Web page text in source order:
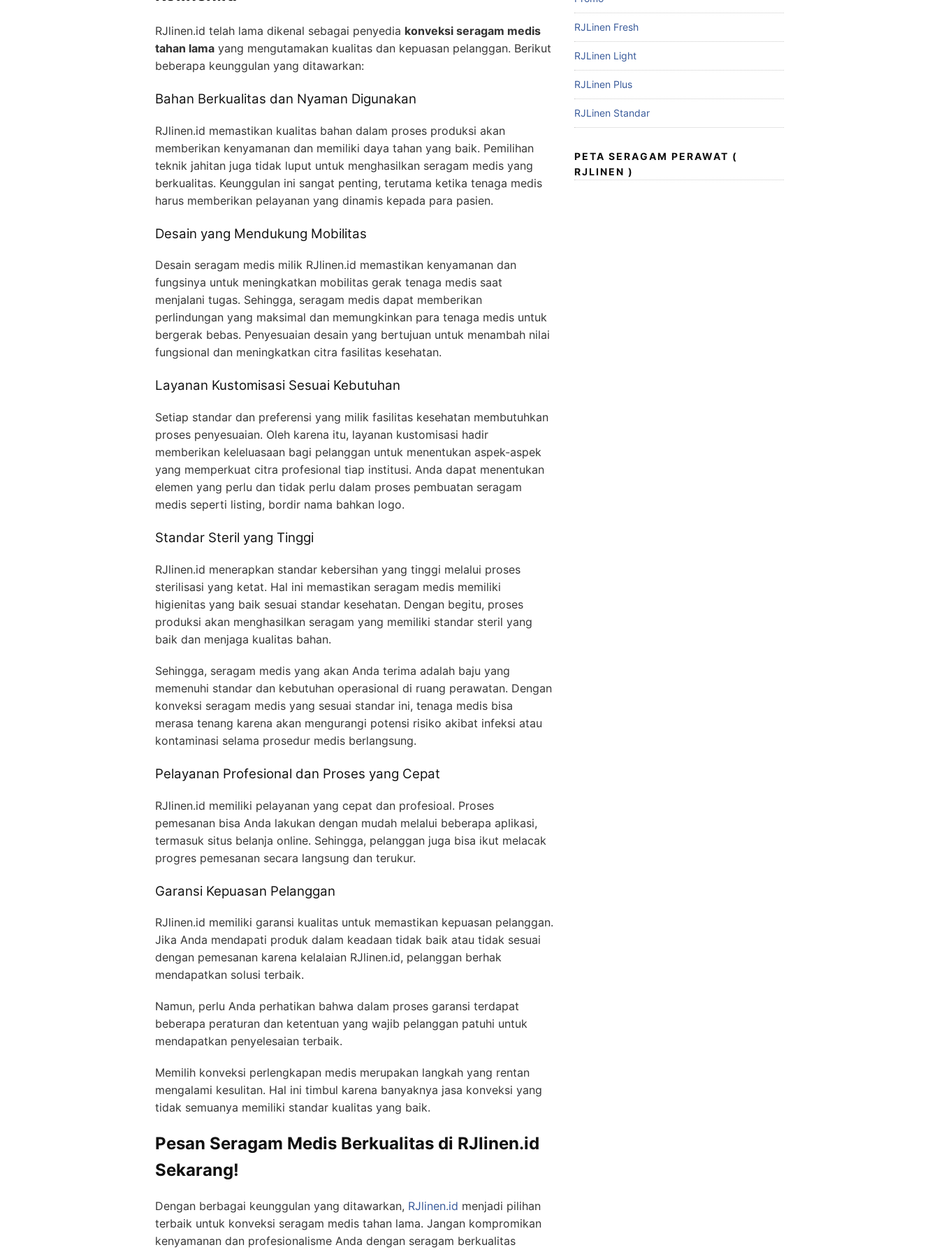
RJlinen.id telah lama dikenal sebagai penyedia konveksi seragam medis
tahan lama yang mengutamakan kualitas dan kepuasan pelanggan. Berikut
beberapa keunggulan yang ditawarkan:
Bahan Berkualitas dan Nyaman Digunakan
RJlinen.id memastikan kualitas bahan dalam proses produksi akan
memberikan kenyamanan dan memiliki daya tahan yang baik. Pemilihan
teknik jahitan juga tidak luput untuk menghasilkan seragam medis yang
berkualitas. Keunggulan ini sangat penting, terutama ketika tenaga medis
harus memberikan pelayanan yang dinamis kepada para pasien.
Desain yang Mendukung Mobilitas
Desain seragam medis milik RJlinen.id memastikan kenyamanan dan
fungsinya untuk meningkatkan mobilitas gerak tenaga medis saat
menjalani tugas. Sehingga, seragam medis dapat memberikan
perlindungan yang maksimal dan memungkinkan para tenaga medis untuk
bergerak bebas. Penyesuaian desain yang bertujuan untuk menambah nilai
fungsional dan meningkatkan citra fasilitas kesehatan.
Layanan Kustomisasi Sesuai Kebutuhan
Setiap standar dan preferensi yang milik fasilitas kesehatan membutuhkan
proses penyesuaian. Oleh karena itu, layanan kustomisasi hadir
memberikan keleluasaan bagi pelanggan untuk menentukan aspek-aspek
yang memperkuat citra profesional tiap institusi. Anda dapat menentukan
elemen yang perlu dan tidak perlu dalam proses pembuatan seragam
medis seperti listing, bordir nama bahkan logo.
Standar Steril yang Tinggi
RJlinen.id menerapkan standar kebersihan yang tinggi melalui proses
sterilisasi yang ketat. Hal ini memastikan seragam medis memiliki
higienitas yang baik sesuai standar kesehatan. Dengan begitu, proses
produksi akan menghasilkan seragam yang memiliki standar steril yang
baik dan menjaga kualitas bahan.
Sehingga, seragam medis yang akan Anda terima adalah baju yang
memenuhi standar dan kebutuhan operasional di ruang perawatan. Dengan
konveksi seragam medis yang sesuai standar ini, tenaga medis bisa
merasa tenang karena akan mengurangi potensi risiko akibat infeksi atau
kontaminasi selama prosedur medis berlangsung.
Pelayanan Profesional dan Proses yang Cepat
RJlinen.id memiliki pelayanan yang cepat dan profesioal. Proses
pemesanan bisa Anda lakukan dengan mudah melalui beberapa aplikasi,
termasuk situs belanja online. Sehingga, pelanggan juga bisa ikut melacak
progres pemesanan secara langsung dan terukur.
Garansi Kepuasan Pelanggan
RJlinen.id memiliki garansi kualitas untuk memastikan kepuasan pelanggan.
Jika Anda mendapati produk dalam keadaan tidak baik atau tidak sesuai
dengan pemesanan karena kelalaian RJlinen.id, pelanggan berhak
mendapatkan solusi terbaik.
Namun, perlu Anda perhatikan bahwa dalam proses garansi terdapat
beberapa peraturan dan ketentuan yang wajib pelanggan patuhi untuk
mendapatkan penyelesaian terbaik.
Memilih konveksi perlengkapan medis merupakan langkah yang rentan
mengalami kesulitan. Hal ini timbul karena banyaknya jasa konveksi yang
tidak semuanya memiliki standar kualitas yang baik.
Pesan Seragam Medis Berkualitas di RJlinen.id
Sekarang!
Dengan berbagai keunggulan yang ditawarkan, RJlinen.id menjadi pilihan
terbaik untuk konveksi seragam medis tahan lama. Jangan kompromikan
kenyamanan dan profesionalisme Anda dengan seragam berkualitas
RJLinen Fresh
RJLinen Light
RJLinen Plus
RJLinen Standar
PETA SERAGAM PERAWAT (
RJLINEN )